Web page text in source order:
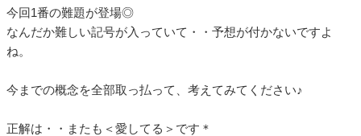
今回1番の難題が登場◎
なんだか難しい記号が入っていて・・予想が付かないですよ
ね。
今までの概念を全部取っ払って、考えてみてください♪
正解は・・またも＜愛してる＞です＊